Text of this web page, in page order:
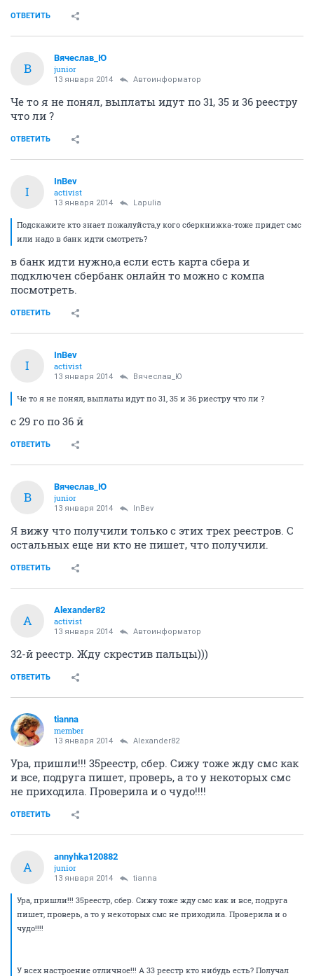
ОТВЕТИТЬ
В
Вячеслав_Ю
junior
13 января 2014 Автоинформатор
Че то я не понял, выплаты идут по 31, 35 и 36 реестру
что ли ?
ОТВЕТИТЬ
I
InBev
activist
13 января 2014 Lapulia
Подскажите кто знает пожалуйста,у кого сберкнижка-тоже придет смс
или надо в банк идти смотреть?
в банк идти нужно,а если есть карта сбера и
подключен сбербанк онлайн то можно с компа
посмотреть.
ОТВЕТИТЬ
I
InBev
activist
13 января 2014 Вячеслав_Ю
Че то я не понял, выплаты идут по 31, 35 и 36 риестру что ли ?
с 29 го по 36 й
ОТВЕТИТЬ
В
Вячеслав_Ю
junior
13 января 2014 InBev
Я вижу что получили только с этих трех реестров. С
остальных еще ни кто не пишет, что получили.
ОТВЕТИТЬ
A
Alexander82
activist
13 января 2014 Автоинформатор
32-й реестр. Жду скрестив пальцы)))
ОТВЕТИТЬ
tianna
member
13 января 2014 Alexander82
Ура, пришли!!! 35реестр, сбер. Сижу тоже жду смс как
и все, подруга пишет, проверь, а то у некоторых смс
не приходила. Проверила и о чудо!!!!
ОТВЕТИТЬ
A
annyhka120882
junior
13 января 2014 tianna
Ура, пришли!!! 35реестр, сбер. Сижу тоже жду смс как и все, подруга
пишет, проверь, а то у некоторых смс не приходила. Проверила и о
чудо!!!!
У всех настроение отличное!!! А 33 реестр кто нибудь есть? Получал